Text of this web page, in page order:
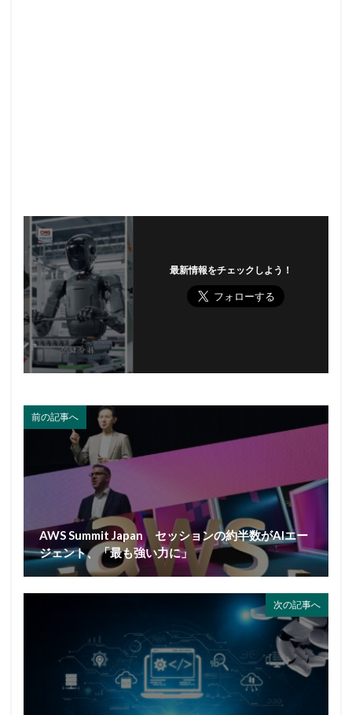
最新情報をチェックしよう！
前の記事へ
AWS Summit Japan セッションの約半数がAIエー
ジェント、「最も強い力に」
次の記事へ